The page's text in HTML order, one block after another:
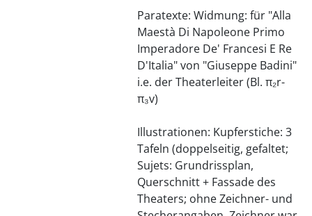
Paratexte: Widmung: für "Alla
Maestà Di Napoleone Primo
Imperadore De' Francesi E Re
D'Italia" von "Giuseppe Badini"
i.e. der Theaterleiter (Bl. π₂r-
π₃v)
Illustrationen: Kupferstiche: 3
Tafeln (doppelseitig, gefaltet;
Sujets: Grundrissplan,
Querschnitt + Fassade des
Theaters; ohne Zeichner- und